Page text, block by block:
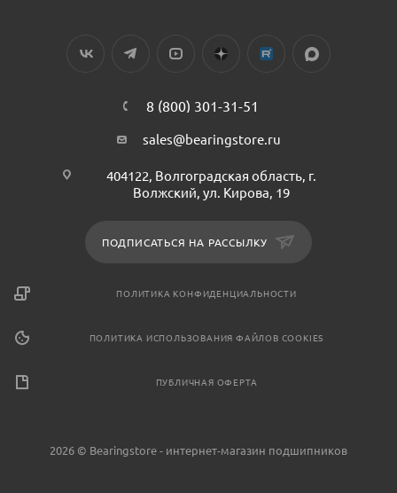
8 (800) 301-31-51
sales@bearingstore.ru
404122, Волгоградская область, г.
Волжский, ул. Кирова, 19
ПОДПИСАТЬСЯ НА РАССЫЛКУ
ПОЛИТИКА КОНФИДЕНЦИАЛЬНОСТИ
ПОЛИТИКА ИСПОЛЬЗОВАНИЯ ФАЙЛОВ COOKIES
ПУБЛИЧНАЯ ОФЕРТА
2026 © Bearingstore - интернет-магазин подшипников